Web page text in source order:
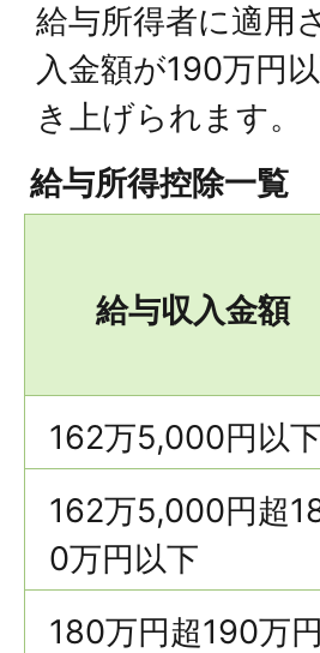
給与所得者に適用
入金額が190万円
き上げられます。
給与所得控除一覧
給与収入金額
162万5,000円以下
162万5,000円超
0万円以下
180万円超190万円